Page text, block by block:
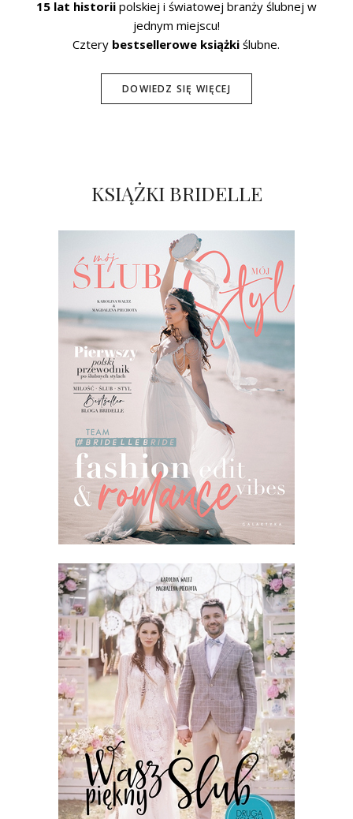
15 lat historiipolskiej i światowej branży ślubnej w
jednym miejscu!
Cztery bestsellerowe książki ślubne.
DOWIEDZ SIĘ WIĘCEJ
KSIĄŻKI BRIDELLE